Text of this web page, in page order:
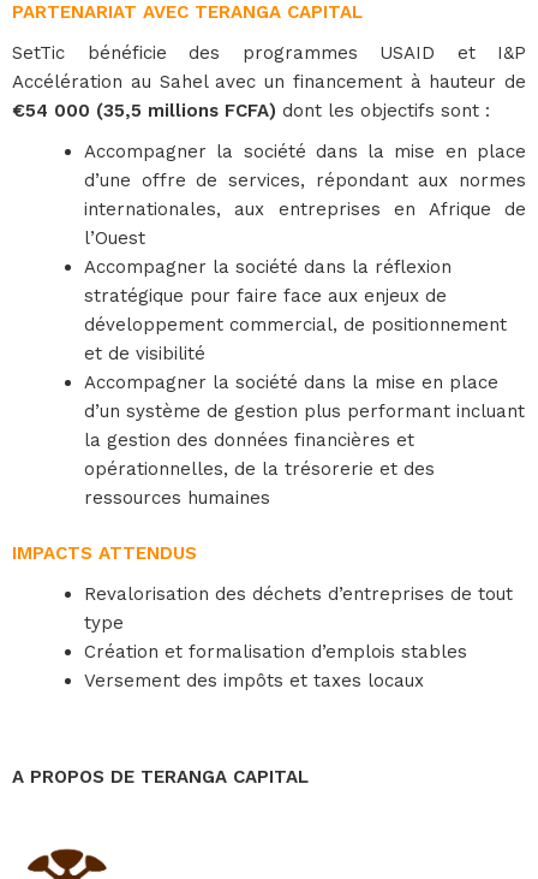
PARTENARIAT AVEC TERANGA CAPITAL
SetTic bénéficie des programmes USAID et I&P
Accélération au Sahel avec un financement à hauteur de
€54 000 (35,5 millions FCFA) dont les objectifs sont :
Accompagner la société dans la mise en place
d’une offre de services, répondant aux normes
internationales, aux entreprises en Afrique de
l’Ouest
Accompagner la société dans la réflexion
stratégique pour faire face aux enjeux de
développement commercial, de positionnement
et de visibilité
Accompagner la société dans la mise en place
d’un système de gestion plus performant incluant
la gestion des données financières et
opérationnelles, de la trésorerie et des
ressources humaines
IMPACTS ATTENDUS
Revalorisation des déchets d’entreprises de tout
type
Création et formalisation d’emplois stables
Versement des impôts et taxes locaux
A PROPOS DE TERANGA CAPITAL